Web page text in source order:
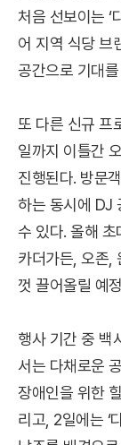
처음 선보이는 ‘
어 지역 식당 브
공간으로 기대
또 다른 신규 프
일까지 이틀간
진행된다. 방문
하는 동시에 DJ
수 있다. 올해 초
카더가든, 오존,
껏 끌어올릴 예
행사 기간 중 백
서는 다채로운
장애인을 위한
리고, 2일에는 ‘